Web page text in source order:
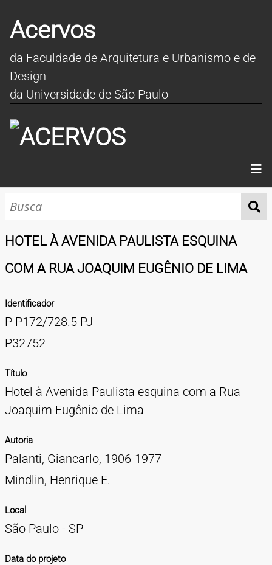
Acervos
da Faculdade de Arquitetura e Urbanismo e de
Design
da Universidade de São Paulo
INÍCIO
CONTATOS
EXPEDIENTE
HOTEL À AVENIDA PAULISTA ESQUINA
COM A RUA JOAQUIM EUGÊNIO DE LIMA
Identificador
P P172/728.5 PJ
P32752
Título
Hotel à Avenida Paulista esquina com a Rua
Joaquim Eugênio de Lima
Autoria
Palanti, Giancarlo, 1906-1977
Mindlin, Henrique E.
Local
São Paulo - SP
Data do projeto